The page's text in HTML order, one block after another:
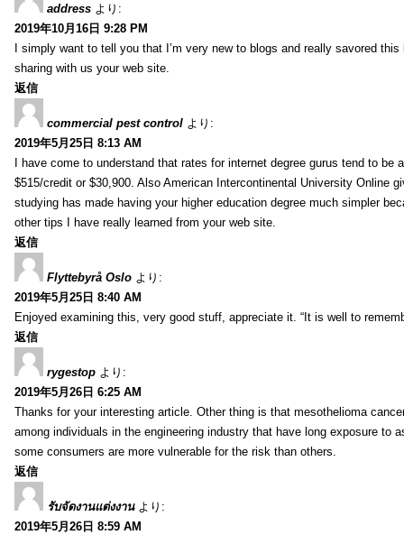
address より:
2019年10月16日 9:28 PM
I simply want to tell you that I’m very new to blogs and really savored
sharing with us your web site.
返信
commercial pest control より:
2019年5月25日 8:13 AM
I have come to understand that rates for internet degree gurus tend to
$515/credit or $30,900. Also American Intercontinental University Online
studying has made having your higher education degree much simpler
other tips I have really learned from your web site.
返信
Flyttebyrå Oslo より:
2019年5月25日 8:40 AM
Enjoyed examining this, very good stuff, appreciate it. “It is well to
返信
rygestop より:
2019年5月26日 6:25 AM
Thanks for your interesting article. Other thing is that mesothelioma
among individuals in the engineering industry that have long exposure
some consumers are more vulnerable for the risk than others.
返信
รับจัดงานแต่งงาน より:
2019年5月26日 8:59 AM